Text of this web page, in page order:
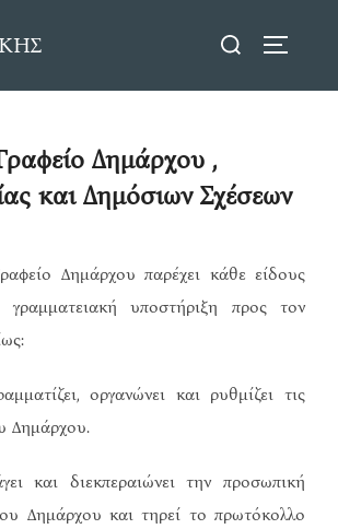
Search
Δημάρχου ,
και Δημόσιων Σχέσεων
Δημάρχου παρέχει κάθε είδους
γραμματειακή υποστήριξη προς τον
οργανώνει και ρυθμίζει τις
Δημάρχου.
διεκπεραιώνει την προσωπική
Δημάρχου και τηρεί το πρωτόκολλο